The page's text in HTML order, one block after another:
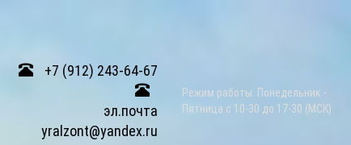
+7 (912) 243-64-67
эл.почта
yralzont@yandex.ru
Режим работы: Понедельник -
Пятница с 10-30 до 17-30 (МСК)